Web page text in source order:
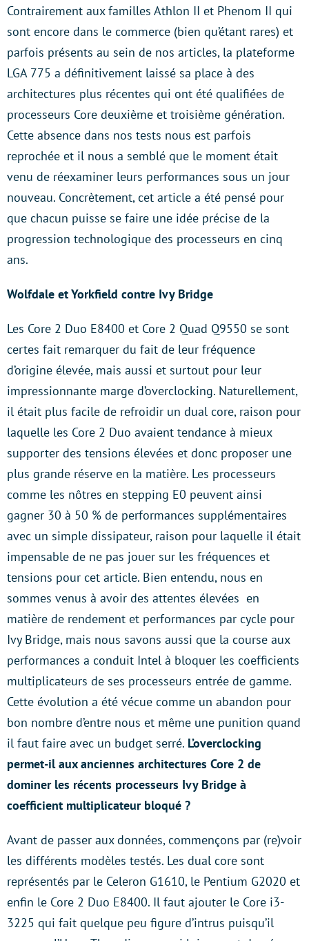
Contrairement aux familles Athlon II et Phenom II qui
sont encore dans le commerce (bien qu’étant rares) et
parfois présents au sein de nos articles, la plateforme
LGA 775 a définitivement laissé sa place à des
architectures plus récentes qui ont été qualifiées de
processeurs Core deuxième et troisième génération.
Cette absence dans nos tests nous est parfois
reprochée et il nous a semblé que le moment était
venu de réexaminer leurs performances sous un jour
nouveau. Concrètement, cet article a été pensé pour
que chacun puisse se faire une idée précise de la
progression technologique des processeurs en cinq
ans.
Wolfdale et Yorkfield contre Ivy Bridge
Les Core 2 Duo E8400 et Core 2 Quad Q9550 se sont
certes fait remarquer du fait de leur fréquence
d’origine élevée, mais aussi et surtout pour leur
impressionnante marge d’overclocking. Naturellement,
il était plus facile de refroidir un dual core, raison pour
laquelle les Core 2 Duo avaient tendance à mieux
supporter des tensions élevées et donc proposer une
plus grande réserve en la matière. Les processeurs
comme les nôtres en stepping E0 peuvent ainsi
gagner 30 à 50 % de performances supplémentaires
avec un simple dissipateur, raison pour laquelle il était
impensable de ne pas jouer sur les fréquences et
tensions pour cet article. Bien entendu, nous en
sommes venus à avoir des attentes élevées en
matière de rendement et performances par cycle pour
Ivy Bridge, mais nous savons aussi que la course aux
performances a conduit Intel à bloquer les coefficients
multiplicateurs de ses processeurs entrée de gamme.
Cette évolution a été vécue comme un abandon pour
bon nombre d’entre nous et même une punition quand
il faut faire avec un budget serré. L’overclocking
permet-il aux anciennes architectures Core 2 de
dominer les récents processeurs Ivy Bridge à
coefficient multiplicateur bloqué ?
Avant de passer aux données, commençons par (re)voir
les différents modèles testés. Les dual core sont
représentés par le Celeron G1610, le Pentium G2020 et
enfin le Core 2 Duo E8400. Il faut ajouter le Core i3-
3225 qui fait quelque peu figure d’intrus puisqu’il